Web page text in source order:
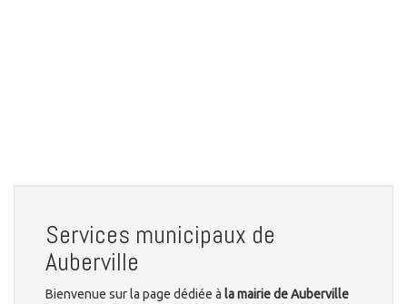
Services municipaux de
Auberville
Bienvenue sur la page dédiée à la mairie de Auberville